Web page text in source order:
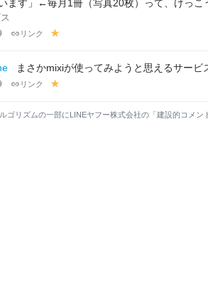
ます」←毎月1冊（写真20枚）って、けっこ
リンク
lo
w
まさかmixiが使ってみようと思えるサービ
リンク
lo
ゴリズムの一部にLINEヤフー株式会社の「建設的コメン